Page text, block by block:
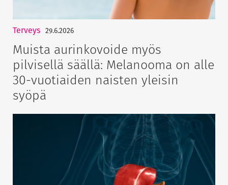
Terveys 29.6.2026
Muista aurinkovoide myös
pilvisellä säällä: Melanooma on alle
30-vuotiaiden naisten yleisin
syöpä